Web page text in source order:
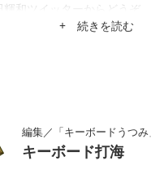
輝和ツイッターからどうぞ。
+ 続きを読む
編集／「キーボードうつ
キーボード打海